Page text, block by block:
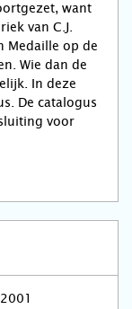
want
van C.J.
Medaille op de
Wie dan de
In deze
De catalogus
voor